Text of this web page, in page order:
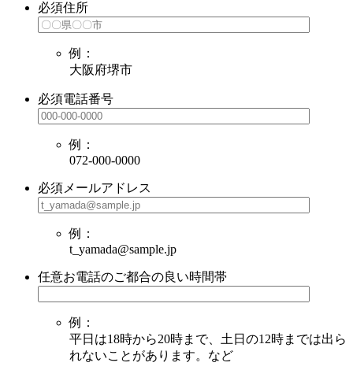
必須住所
例：
大阪府堺市
必須電話番号
例：
072-000-0000
必須 メールアドレス
例：
t_yamada@sample.jp
任意お電話のご都合の良い時間帯
例：
平日は18時から20時まで、土日の12時までは出ら
れないことがあります。など